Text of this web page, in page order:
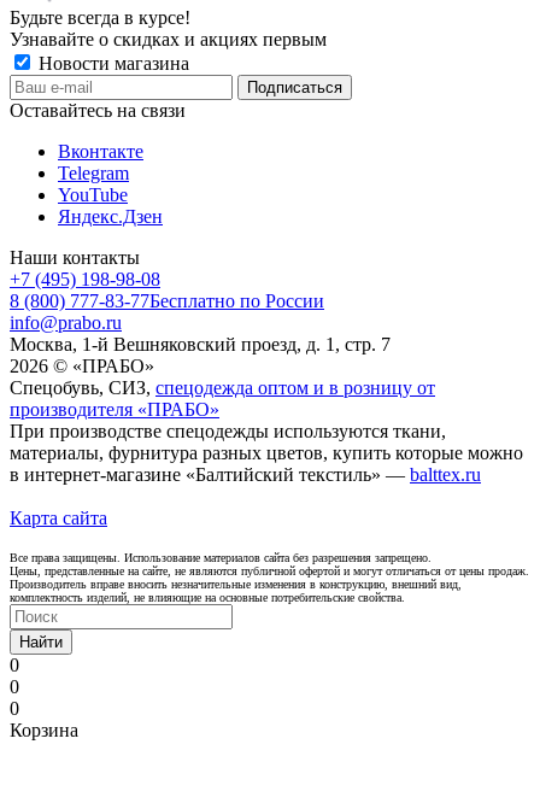
Будьте всегда в курсе!
Узнавайте о скидках и акциях первым
Новости магазина
Оставайтесь на связи
Вконтакте
Telegram
YouTube
Яндекс.Дзен
Наши контакты
+7 (495) 198-98-08
8 (800) 777-83-77Бесплатно по России
info@prabo.ru
Москва, 1-й Вешняковский проезд, д. 1, стр. 7
2026 © «ПРАБО»
Спецобувь, СИЗ, спецодежда оптом и в розницу от
производителя «ПРАБО»
При производстве спецодежды используются ткани,
материалы, фурнитура разных цветов, купить которые можно
в интернет-магазине «Балтийский текстиль» — balttex.ru
Карта сайта
Все права защищены. Использование материалов сайта без разрешения запрещено.
Цены, представленные на сайте, не являются публичной офертой и могут отличаться от цены продаж.
Производитель вправе вносить незначительные изменения в конструкцию, внешний вид,
комплектность изделий, не влияющие на основные потребительские свойства.
Найти
0
0
0
Корзина